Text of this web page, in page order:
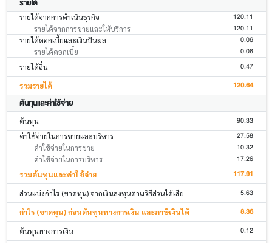
รายได้
รายได้จากการดำเนินธุรกิจ 120.11
รายได้จากการขายและให้บริการ 120.11
รายได้ดอกเบี้ยและเงินปันผล 0.06
รายได้ดอกเบี้ย 0.06
รายได้อื่น 0.47
รวมรายได้ 120.64
ต้นทุนและค่าใช้จ่าย
ต้นทุน 90.33
ค่าใช้จ่ายในการขายและบริหาร 27.58
ค่าใช้จ่ายในการขาย 10.32
ค่าใช้จ่ายในการบริหาร 17.26
รวมต้นทุนและค่าใช้จ่าย 117.91
ส่วนแบ่งกำไร (ขาดทุน) จากเงินลงทุนตามวิธีส่วนได้เสีย 5.63
กำไร (ขาดทุน) ก่อนต้นทุนทางการเงิน และภาษีเงินได้ 8.36
ต้นทุนทางการเงิน 0.12